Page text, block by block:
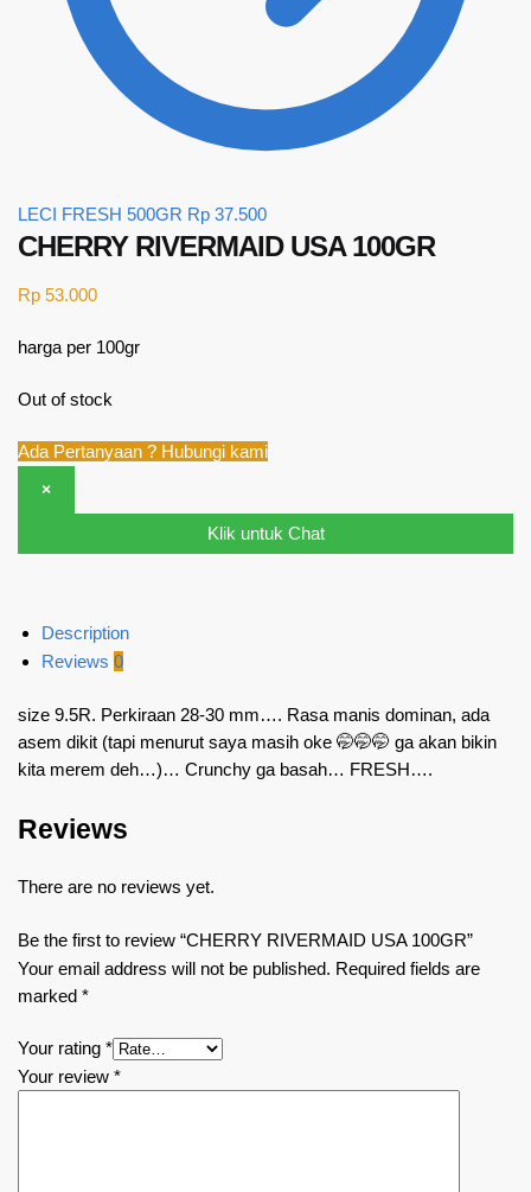
LECI FRESH 500GR Rp 37.500
CHERRY RIVERMAID USA 100GR
Rp 53.000
harga per 100gr
Out of stock
Ada Pertanyaan ? Hubungi kami
×
Klik untuk Chat
Description
Reviews 0
size 9.5R. Perkiraan 28-30 mm…. Rasa manis dominan, ada
asem dikit (tapi menurut saya masih oke 🤭🤭🤭 ga akan bikin
kita merem deh…)… Crunchy ga basah… FRESH….
Reviews
There are no reviews yet.
Be the first to review “CHERRY RIVERMAID USA 100GR”
Your email address will not be published. Required fields are
marked *
Your rating *
Your review *